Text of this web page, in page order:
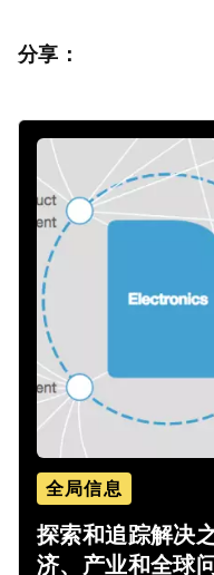
分享：
全局信息
探索和追踪解决
济、产业和全球